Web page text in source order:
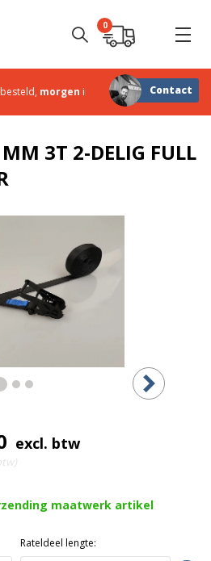
0
besteld, morgen in huisSterk in maatwerk
Contact
3T 2-DELIG FULL
excl. btw
maatwerk artikel
Rateldeel lengte: